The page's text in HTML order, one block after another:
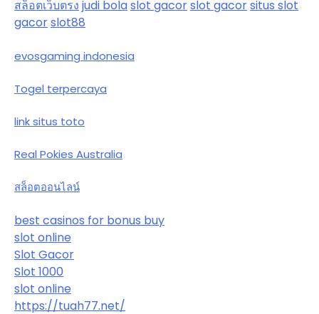
สล็อตเว็บตรง judi bolaslot gacorslot gacorsitus slot
gacorslot88
evosgaming indonesia
Togel terpercaya
link situs toto
Real Pokies Australia
สล็อตออนไลน์
best casinos for bonus buy
slot online
Slot Gacor
Slot 1000
slot online
https://tuah77.net/